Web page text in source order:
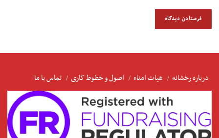
درباره رخشانه هیات امناء اصول و خطوط کاری تماس با ما